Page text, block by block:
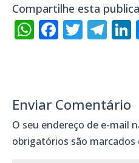
Compartilhe esta
WhatsApp
Enviar Comentário
O seu endereço de e-mail
obrigatórios são marcados